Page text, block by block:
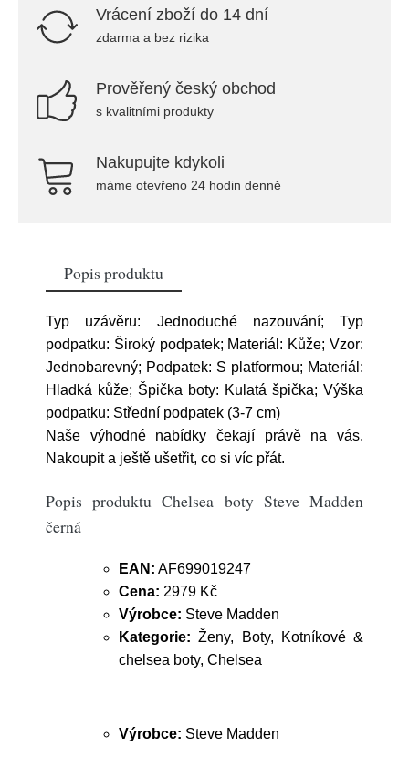
Vrácení zboží do 14 dní
zdarma a bez rizika
Prověřený český obchod
s kvalitními produkty
Nakupujte kdykoli
máme otevřeno 24 hodin denně
Popis produktu
Typ uzávěru: Jednoduché nazouvání; Typ
podpatku: Široký podpatek; Materiál: Kůže; Vzor:
Jednobarevný; Podpatek: S platformou; Materiál:
Hladká kůže; Špička boty: Kulatá špička; Výška
podpatku: Střední podpatek (3-7 cm)
Naše výhodné nabídky čekají právě na vás.
Nakoupit a ještě ušetřit, co si víc přát.
Popis produktu Chelsea boty Steve Madden
černá
EAN: AF699019247
Cena: 2979 Kč
Výrobce: Steve Madden
Kategorie: Ženy, Boty, Kotníkové &
chelsea boty, Chelsea
Výrobce: Steve Madden